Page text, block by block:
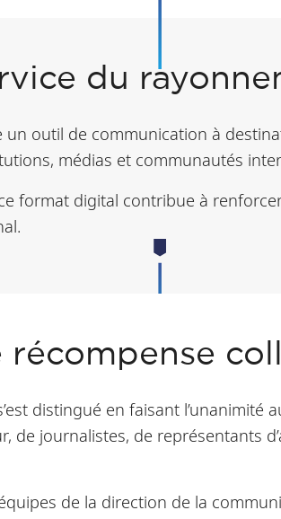
du
un outil de communication à
médias et communautés
format digital contribue à
récompense
distingué en faisant l’unanimité
de journalistes, de représentants
de la direction de la